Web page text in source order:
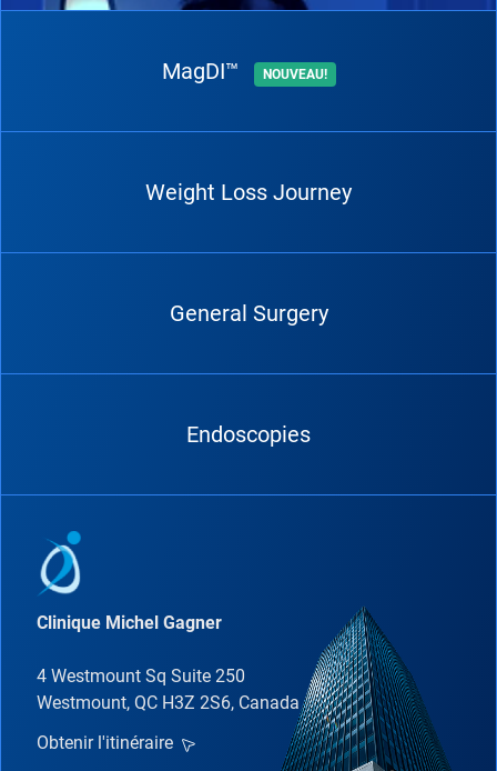
MagDI™ NOUVEAU!
Weight Loss Journey
General Surgery
Endoscopies
Clinique Michel Gagner
4 Westmount Sq Suite 250
Westmount, QC H3Z 2S6, Canada
Obtenir l'itinéraire